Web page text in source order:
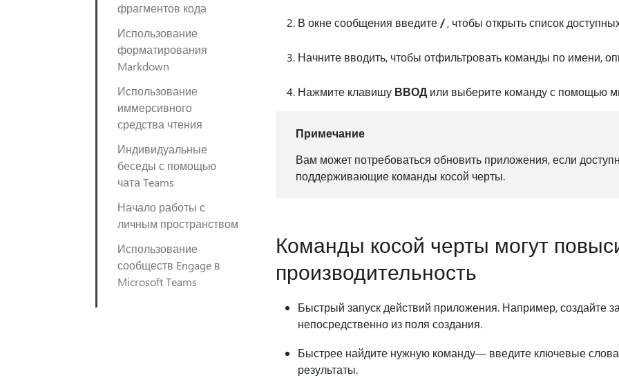
фрагментов кода
Использование
форматирования
Markdown
Использование
иммерсивного
средства чтения
Индивидуальные
беседы с помощью
чата Teams
Начало работы с
личным пространством
Использование
сообществ Engage в
Microsoft Teams
В окне сообщения введите /, чтобы открыть список
Начните вводить, чтобы отфильтровать команды по имени,
Нажмите клавишу ВВОД или выберите команду с помощью
Примечание
Вам может потребоваться обновить приложения, если
поддерживающие команды косой черты.
Команды косой черты могут
производительность
Быстрый запуск действий приложения. Например, создайте
непосредственно из поля создания.
Быстрее найдите нужную команду— введите ключевые
результаты.